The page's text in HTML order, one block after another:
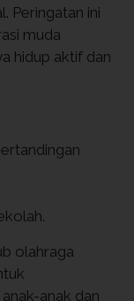
Peringatan ini
muda
hidup aktif dan
olahraga
anak dan